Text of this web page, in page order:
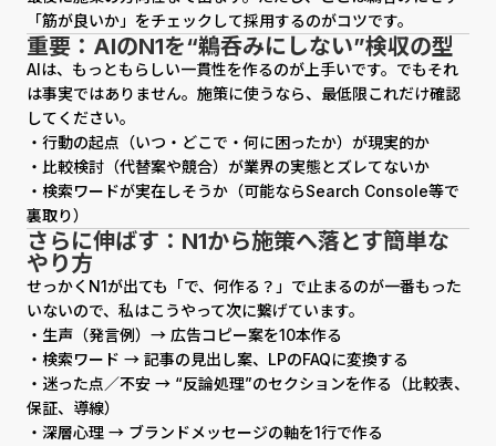
「筋が良いか」をチェックして採用するのがコツです。
重要：AIのN1を“鵜呑みにしない”検収の型
AIは、もっともらしい一貫性を作るのが上手いです。でもそれ
は事実ではありません。施策に使うなら、最低限これだけ確認
してください。
・行動の起点（いつ・どこで・何に困ったか）が現実的か
・比較検討（代替案や競合）が業界の実態とズレてないか
・検索ワードが実在しそうか（可能ならSearch Console等で
裏取り）
さらに伸ばす：N1から施策へ落とす簡単な
やり方
せっかくN1が出ても「で、何作る？」で止まるのが一番もった
いないので、私はこうやって次に繋げています。
・生声（発言例）→ 広告コピー案を10本作る
・検索ワード → 記事の見出し案、LPのFAQに変換する
・迷った点／不安 → “反論処理”のセクションを作る（比較表、
保証、導線）
・深層心理 → ブランドメッセージの軸を1行で作る